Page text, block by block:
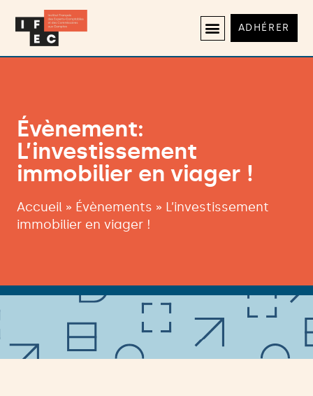
ADHÉRER
Évènement:
L’investissement
immobilier en viager !
Accueil » Évènements » L’investissement
immobilier en viager !